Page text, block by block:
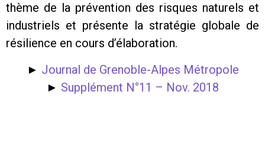
thème de la prévention des risques naturels et
industriels et présente la stratégie globale de
résilience en cours d’élaboration.
► Journal de Grenoble-Alpes Métropole
► Supplément N°11 – Nov. 2018